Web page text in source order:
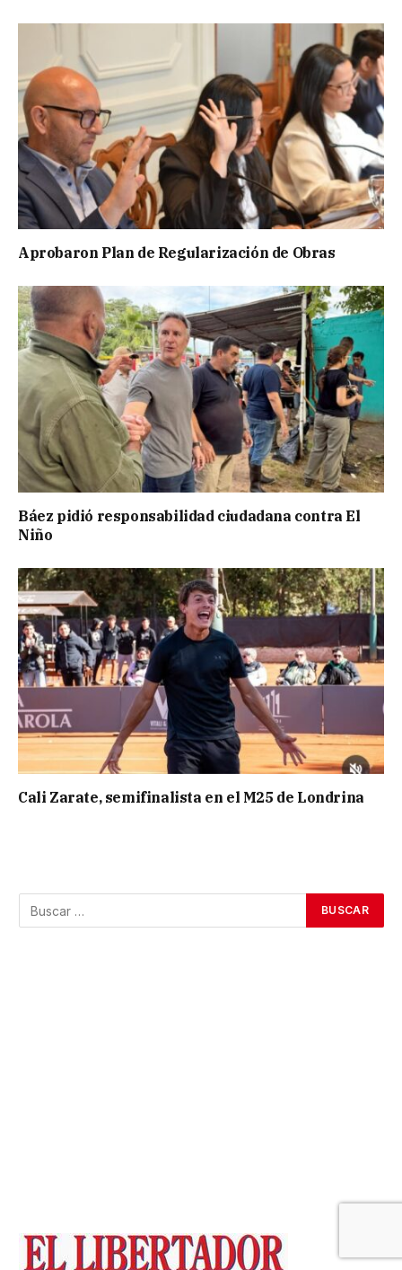
Aprobaron Plan de Regularización de Obras
Báez pidió responsabilidad ciudadana contra El
Niño
Cali Zarate, semifinalista en el M25 de Londrina